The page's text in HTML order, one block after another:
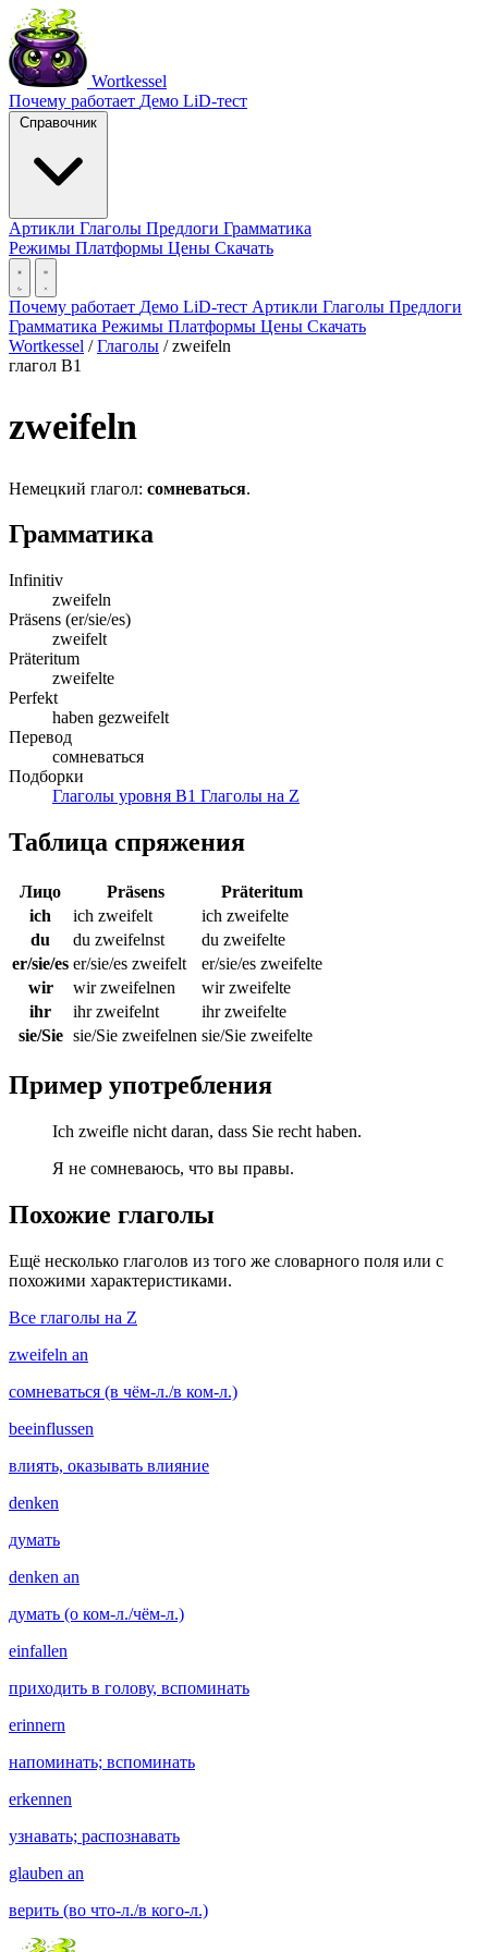
Wortkessel
Почему работает Демо LiD-тест
Справочник
Артикли Глаголы Предлоги Грамматика
Режимы Платформы Цены Скачать
Почему работает Демо LiD-тест Артикли Глаголы Предлоги
Грамматика Режимы Платформы Цены Скачать
Wortkessel / Глаголы / zweifeln
глагол B1
zweifeln
Немецкий глагол: сомневаться.
Грамматика
Infinitiv
zweifeln
Präsens (er/sie/es)
zweifelt
Präteritum
zweifelte
Perfekt
haben gezweifelt
Перевод
сомневаться
Подборки
Глаголы уровня B1 Глаголы на Z
Таблица спряжения
Лицо Präsens
Präteritum
ich
ich zweifelt
ich zweifelte
du
du zweifelnst
du zweifelte
er/sie/es er/sie/es zweifelt
er/sie/es zweifelte
wir
wir zweifelnen
wir zweifelte
ihr
ihr zweifelnt
ihr zweifelte
sie/Sie sie/Sie zweifelnen sie/Sie zweifelte
Пример употребления
Ich zweifle nicht daran, dass Sie recht haben.
Я не сомневаюсь, что вы правы.
Похожие глаголы
Ещё несколько глаголов из того же словарного поля или с
похожими характеристиками.
Все глаголы на Z
zweifeln an
сомневаться (в чём-л./в ком-л.)
beeinflussen
влиять, оказывать влияние
denken
думать
denken an
думать (о ком-л./чём-л.)
einfallen
приходить в голову, вспоминать
erinnern
напоминать; вспоминать
erkennen
узнавать; распознавать
glauben an
верить (во что-л./в кого-л.)